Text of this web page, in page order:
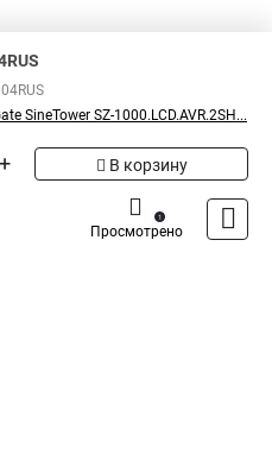
SineTower SZ-1000.LCD.AVR.2SH...
+ В корзину
Просмотрено
1